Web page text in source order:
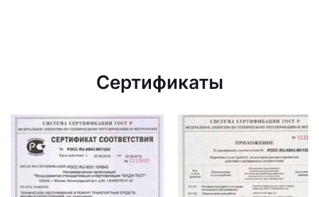
Сертификаты